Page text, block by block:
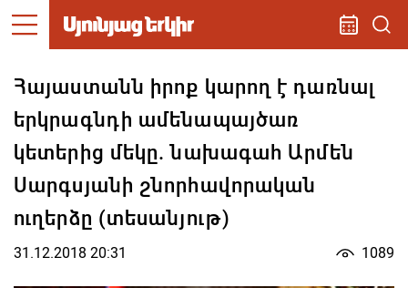
Հայաստանն իրոք կարող է դառնալ
երկրագնդի ամենապայծառ
կետերից մեկը. նախագահ Արմեն
Սարգսյանի շնորհավորական
ուղերձը (տեսանյութ)
31.12.2018 20:31 1089